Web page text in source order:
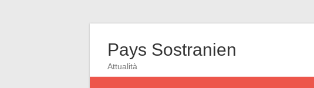
Pays Sostranien
Attualità